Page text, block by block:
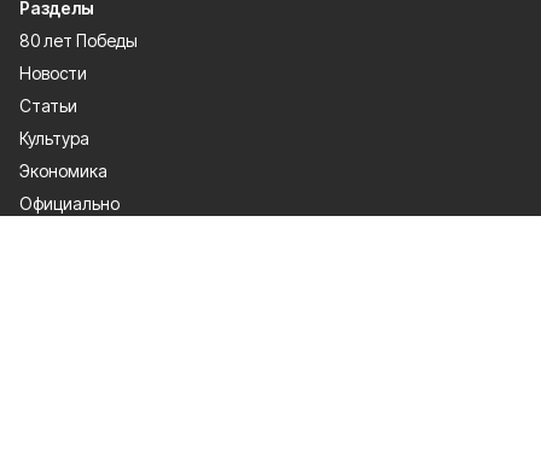
Разделы
80 лет Победы
Новости
Статьи
Культура
Экономика
Официально